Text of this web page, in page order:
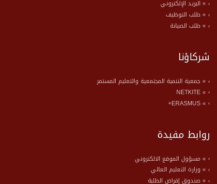
» البريد الإلكتروني
» طلب التوظيف
» طلب الصيانة
شركاؤنا
» جمعية التنمية المجتمعية والتعليم المستمر
» NETKITE
» ERASMUS+
روابط مفيدة
» مسؤول الموقع الالكتروني
» وزارة التعليم العالي
» صندوق إقراض الطلبة